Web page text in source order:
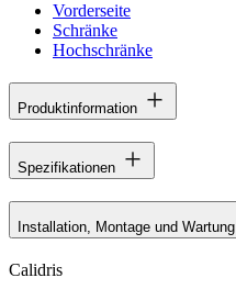
Vorderseite
Schränke
Hochschränke
Produktinformation
Spezifikationen
Installation, Montage und Wartung
Calidris